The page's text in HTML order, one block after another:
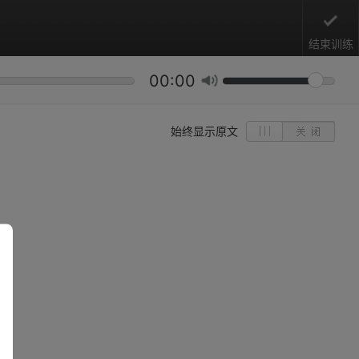
结束训练
00:00
始终显示原文